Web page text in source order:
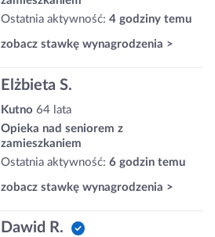
Ostatnia aktywność: 4 godziny temu
zobacz stawkę wynagrodzenia >
Elżbieta S.
Kutno 64 lata
Opieka nad seniorem z
zamieszkaniem
Ostatnia aktywność: 6 godzin temu
zobacz stawkę wynagrodzenia >
Dawid R.